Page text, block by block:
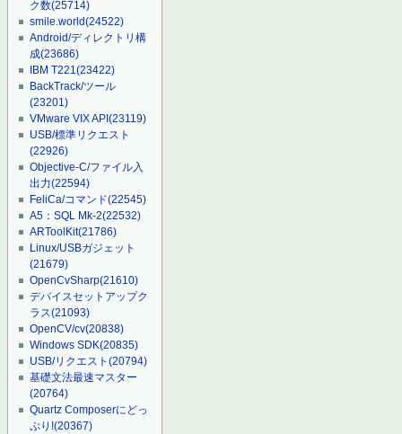
ク数(25714)
smile.world(24522)
Android/ディレクトリ構
成(23686)
IBM T221(23422)
BackTrack/ツール
(23201)
VMware VIX API(23119)
USB/標準リクエスト
(22926)
Objective-C/ファイル入
出力(22594)
FeliCa/コマンド(22545)
A5：SQL Mk-2(22532)
ARToolKit(21786)
Linux/USBガジェット
(21679)
OpenCvSharp(21610)
デバイスセットアップク
ラス(21093)
OpenCV/cv(20838)
Windows SDK(20835)
USB/リクエスト(20794)
基礎文法最速マスター
(20764)
Quartz Composerにどっ
ぷり!(20367)